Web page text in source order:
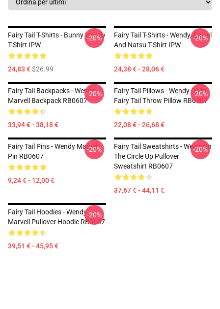
Fairy Tail T-Shirts - Bunny Wendy
T-Shirt IPW
24,83 €$26.99
-20%
Fairy Tail T-Shirts - Wendy, Gajeel
And Natsu T-Shirt IPW
24,38 € - 28,06 €
-20%
Fairy Tail Backpacks - Wendy
Marvell Backpack RB0607
33,94 € - 38,18 €
-20%
Fairy Tail Pillows - Wendy Chibi
Fairy Tail Throw Pillow RB0607
22,08 € - 26,68 €
-20%
Fairy Tail Pins - Wendy Marvell
Pin RB0607
9,24 € - 12,00 €
-20%
Fairy Tail Sweatshirts - Wendy In
The Circle Up Pullover
Sweatshirt RB0607
37,67 € - 44,11 €
-20%
Fairy Tail Hoodies - Wendy
Marvell Pullover Hoodie RB0607
39,51 € - 45,95 €
-20%